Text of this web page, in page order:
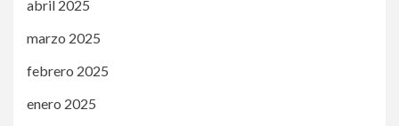
abril 2025
marzo 2025
febrero 2025
enero 2025